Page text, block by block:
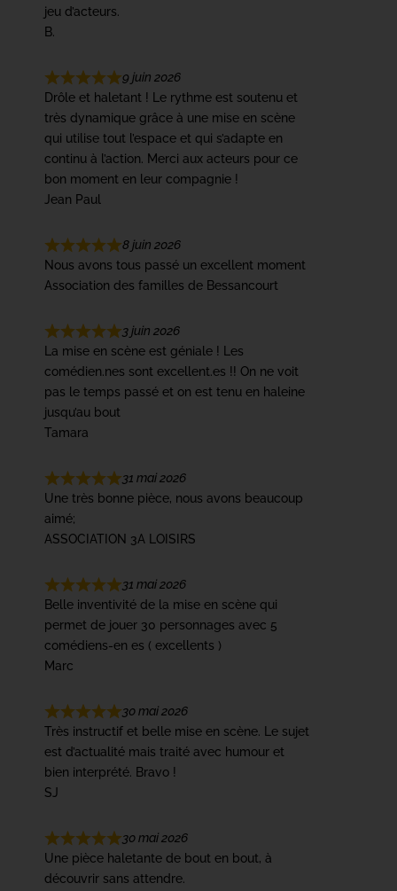
jeu d’acteurs.
B.
9 juin 2026
Drôle et haletant ! Le rythme est soutenu et
très dynamique grâce à une mise en scène
qui utilise tout l’espace et qui s’adapte en
continu à l’action. Merci aux acteurs pour ce
bon moment en leur compagnie !
Jean Paul
8 juin 2026
Nous avons tous passé un excellent moment
Association des familles de Bessancourt
3 juin 2026
La mise en scène est géniale ! Les
comédien.nes sont excellent.es !! On ne voit
pas le temps passé et on est tenu en haleine
jusqu’au bout
Tamara
31 mai 2026
Une très bonne pièce, nous avons beaucoup
aimé;
ASSOCIATION 3A LOISIRS
31 mai 2026
Belle inventivité de la mise en scène qui
permet de jouer 30 personnages avec 5
comédiens-en es ( excellents )
Marc
30 mai 2026
Très instructif et belle mise en scène. Le sujet
est d’actualité mais traité avec humour et
bien interprété. Bravo !
SJ
30 mai 2026
Une pièce haletante de bout en bout, à
découvrir sans attendre.